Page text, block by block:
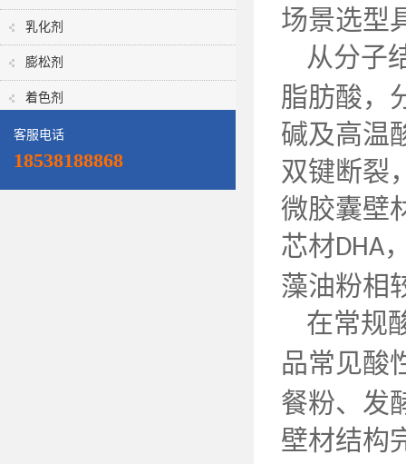
乳化剂
膨松剂
着色剂
客服电话
18538188868
场景选型
从分子
脂肪酸，
碱及高温
双键断裂
微胶囊壁
芯材DHA
藻油粉相
在常规
品常见酸
餐粉、发
壁材结构